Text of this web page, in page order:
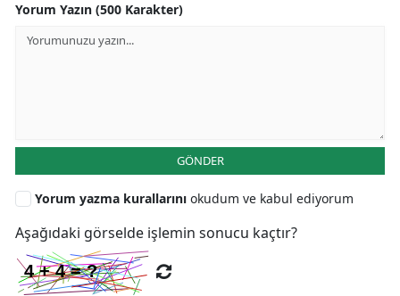
Yorum Yazın (500 Karakter)
GÖNDER
Yorum yazma kurallarını okudum ve kabul ediyorum
Aşağıdaki görselde işlemin sonucu kaçtır?